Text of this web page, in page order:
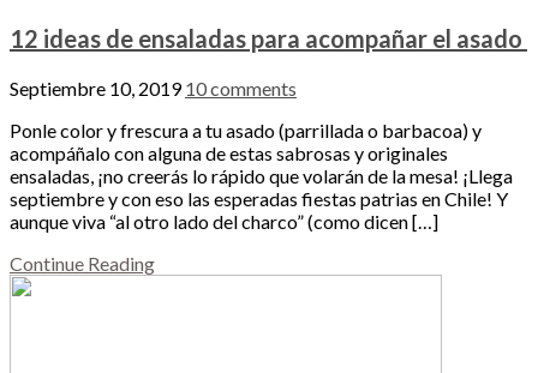
12 ideas de ensaladas para acompañar el asado
Septiembre 10, 2019 10 comments
Ponle color y frescura a tu asado (parrillada o barbacoa) y
acompáñalo con alguna de estas sabrosas y originales
ensaladas, ¡no creerás lo rápido que volarán de la mesa! ¡Llega
septiembre y con eso las esperadas fiestas patrias en Chile! Y
aunque viva “al otro lado del charco” (como dicen […]
Continue Reading